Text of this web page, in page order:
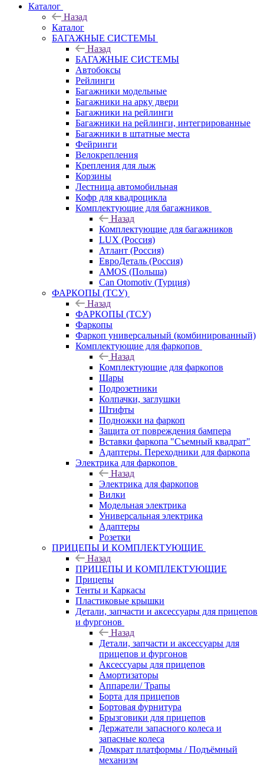
Каталог
Назад
Каталог
БАГАЖНЫЕ СИСТЕМЫ
Назад
БАГАЖНЫЕ СИСТЕМЫ
Автобоксы
Рейлинги
Багажники модельные
Багажники на арку двери
Багажники на рейлинги
Багажники на рейлинги, интегрированные
Багажники в штатные места
Фейринги
Велокрепления
Крепления для лыж
Корзины
Лестница автомобильная
Кофр для квадроцикла
Комплектующие для багажников
Назад
Комплектующие для багажников
LUX (Россия)
Атлант (Россия)
ЕвроДеталь (Россия)
AMOS (Польша)
Can Otomotiv (Турция)
ФАРКОПЫ (ТСУ)
Назад
ФАРКОПЫ (ТСУ)
Фаркопы
Фаркоп универсальный (комбинированный)
Комплектующие для фаркопов
Назад
Комплектующие для фаркопов
Шары
Подрозетники
Колпачки, заглушки
Штифты
Подножки на фаркоп
Защита от повреждения бампера
Вставки фаркопа "Съемный квадрат"
Адаптеры. Переходники для фаркопа
Электрика для фаркопов
Назад
Электрика для фаркопов
Вилки
Модельная электрика
Универсальная электрика
Адаптеры
Розетки
ПРИЦЕПЫ И КОМПЛЕКТУЮЩИЕ
Назад
ПРИЦЕПЫ И КОМПЛЕКТУЮЩИЕ
Прицепы
Тенты и Каркасы
Пластиковые крышки
Детали, запчасти и аксессуары для прицепов
и фургонов
Назад
Детали, запчасти и аксессуары для
прицепов и фургонов
Аксессуары для прицепов
Амортизаторы
Аппарели/ Трапы
Борта для прицепов
Бортовая фурнитура
Брызговики для прицепов
Держатели запасного колеса и
запасные колеса
Домкрат платформы / Подъёмный
механизм